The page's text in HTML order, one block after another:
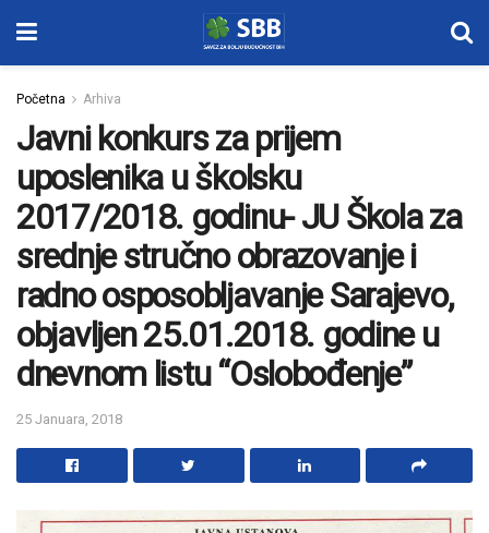
Početna Arhiva
Javni konkurs za prijem
uposlenika u školsku
2017/2018. godinu- JU Škola za
srednje stručno obrazovanje i
radno osposobljavanje Sarajevo,
objavljen 25.01.2018. godine u
dnevnom listu “Oslobođenje”
25 Januara, 2018